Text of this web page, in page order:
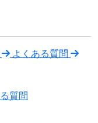
よくある質問
質問